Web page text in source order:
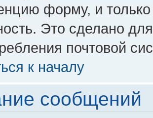
форму, и
Это сделано
почтовой
к началу
сообщений